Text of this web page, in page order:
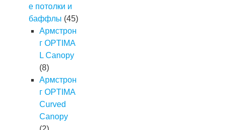
е потолки и
баффлы (45)
Армстрон
г OPTIMA
L Canopy
(8)
Армстрон
г OPTIMA
Curved
Canopy